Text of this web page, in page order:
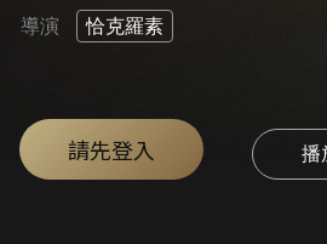
導演 恰克羅素
請先登入 播